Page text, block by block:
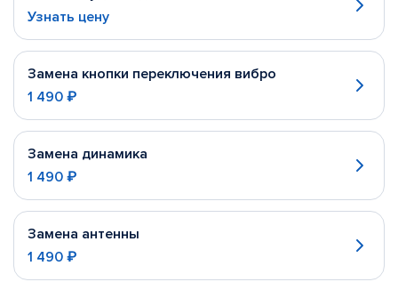
Узнать цену
Замена кнопки переключения вибро
1 490 ₽
Замена динамика
1 490 ₽
Замена антенны
1 490 ₽